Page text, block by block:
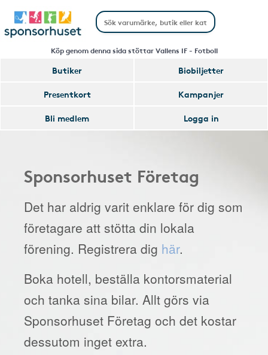
Köp genom denna sida stöttar Vallens IF - Fotboll
Butiker
Biobiljetter
Presentkort
Kampanjer
Bli medlem
Logga in
Sponsorhuset Företag
Det har aldrig varit enklare för dig som
företagare att stötta din lokala
förening. Registrera dig här.
Boka hotell, beställa kontorsmaterial
och tanka sina bilar. Allt görs via
Sponsorhuset Företag och det kostar
dessutom inget extra.